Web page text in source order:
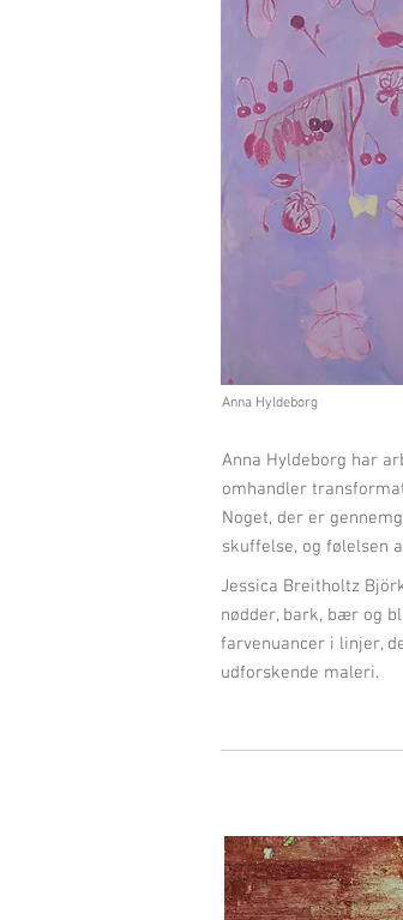
Anna Hyldeborg
Anna Hyldeborg har
omhandler
Noget, der er
skuffelse, og følelsen
Jessica Breitholtz
nødder, bark, bær og
farvenuancer i linjer,
udforskende maleri.